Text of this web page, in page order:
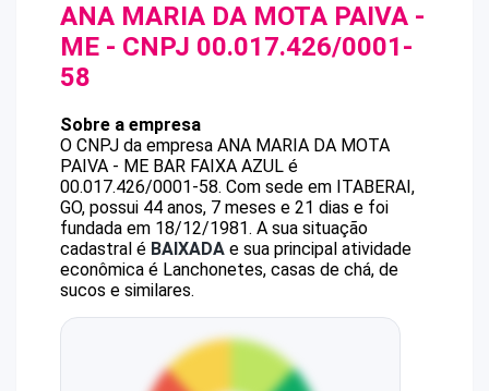
ANA MARIA DA MOTA PAIVA -
ME - CNPJ 00.017.426/0001-
58
Sobre a empresa
O CNPJ da empresa ANA MARIA DA MOTA
PAIVA - ME BAR FAIXA AZUL é
00.017.426/0001-58. Com sede em ITABERAI,
GO, possui 44 anos, 7 meses e 21 dias e foi
fundada em 18/12/1981. A sua situação
cadastral é BAIXADA e sua principal atividade
econômica é Lanchonetes, casas de chá, de
sucos e similares.